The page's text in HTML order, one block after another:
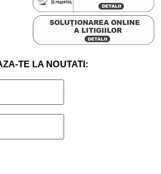
TE LA NOUTATI: